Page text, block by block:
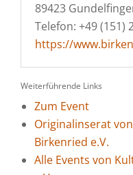
89423
Telefon: +49 (151)
https://
Weiterführende Links
Zum Event
Originalinserat
Birkenried e.V.
Alle Events von